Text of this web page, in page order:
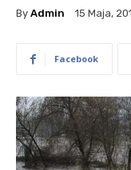
By Admin 15 Maja,
Facebook